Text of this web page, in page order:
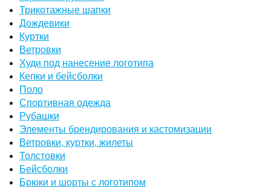
Трикотажные шапки
Дождевики
Куртки
Ветровки
Худи под нанесение логотипа
Кепки и бейсболки
Поло
Спортивная одежда
Рубашки
Элементы брендирования и кастомизации
Ветровки, куртки, жилеты
Толстовки
Бейсболки
Брюки и шорты с логотипом